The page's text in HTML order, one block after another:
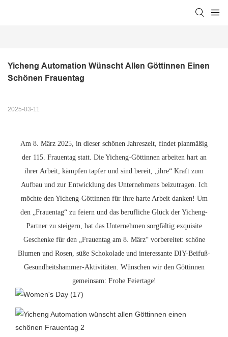
Yicheng Automation Wünscht Allen Göttinnen Einen
Schönen Frauentag
2025-03-11
Am 8. März 2025, in dieser schönen Jahreszeit, findet planmäßig
der 115. Frauentag statt. Die Yicheng-Göttinnen arbeiten hart an
ihrer Arbeit, kämpfen tapfer und sind bereit, „ihre“ Kraft zum
Aufbau und zur Entwicklung des Unternehmens beizutragen. Ich
möchte den Yicheng-Göttinnen für ihre harte Arbeit danken! Um
den „Frauentag“ zu feiern und das berufliche Glück der Yicheng-
Partner zu steigern, hat das Unternehmen sorgfältig exquisite
Geschenke für den „Frauentag am 8. März“ vorbereitet: schöne
Blumen und Rosen, süße Schokolade und interessante DIY-Beifuß-
Gesundheitshammer-Aktivitäten. Wünschen wir den Göttinnen
gemeinsam: Frohe Feiertage!